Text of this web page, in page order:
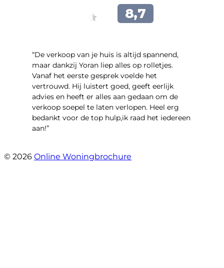
“​De verkoop van je huis is altijd spannend,
maar dankzij Yoran liep alles op rolletjes.
Vanaf het eerste gesprek voelde het
vertrouwd. Hij luistert goed, geeft eerlijk
advies en heeft er alles aan gedaan om de
verkoop soepel te laten verlopen. Heel erg
bedankt voor de top hulp,ik raad het iedereen
aan!”
© 2026 Online Woningbrochure